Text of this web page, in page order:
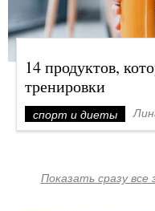
14 продуктов,
тренировки
спорт и диеты
Показать сразу